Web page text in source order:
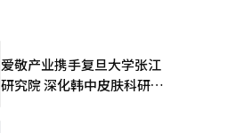
爱敬产业携手复旦大学张江
研究院 深化韩中皮肤科研合